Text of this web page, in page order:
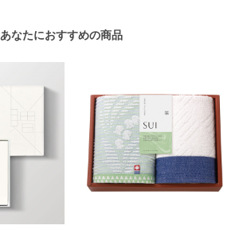
あなたにおすすめの商品